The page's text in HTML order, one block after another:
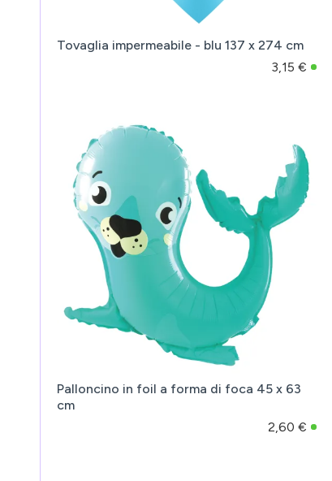
Tovaglia impermeabile - blu 137 x 274 cm
3,15 €
Palloncino in foil a forma di foca 45 x 63
cm
2,60 €